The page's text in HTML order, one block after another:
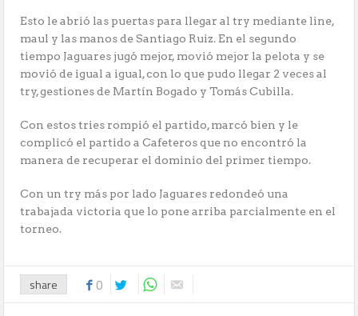
Esto le abrió las puertas para llegar al try mediante line,
maul y las manos de Santiago Ruiz. En el segundo
tiempo Jaguares jugó mejor, movió mejor la pelota y se
movió de igual a igual, con lo que pudo llegar 2 veces al
try, gestiones de Martín Bogado y Tomás Cubilla.
Con estos tries rompió el partido, marcó bien y le
complicó el partido a Cafeteros que no encontró la
manera de recuperar el dominio del primer tiempo.
Con un try más por lado Jaguares redondeó una
trabajada victoria que lo pone arriba parcialmente en el
torneo.
share 0